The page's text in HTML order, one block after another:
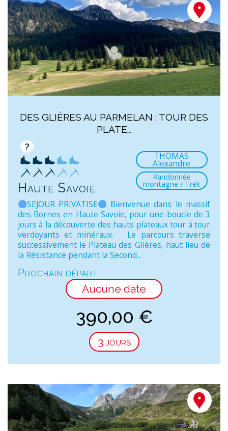
DES GLIÈRES AU PARMELAN : TOUR DES
PLATE...
?
Haute Savoie
THOMAS
Alexandre
Randonnée
montagne / Trek
SEJOUR PRIVATISE
Bienvenue dans le massif
des Bornes en Haute Savoie, pour une boucle de 3
jours à la découverte des hauts plateaux tour à tour
verdoyants et minéraux. Le parcours traverse
successivement le Plateau des Glières, haut lieu de
la Résistance pendant la Second...
Prochain départ
Aucune date
390,00 €
3 jours